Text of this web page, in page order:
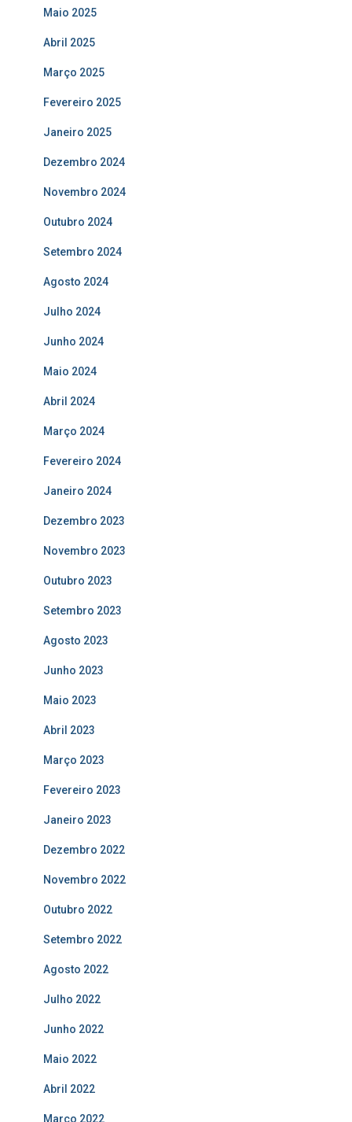
Maio 2025
Abril 2025
Março 2025
Fevereiro 2025
Janeiro 2025
Dezembro 2024
Novembro 2024
Outubro 2024
Setembro 2024
Agosto 2024
Julho 2024
Junho 2024
Maio 2024
Abril 2024
Março 2024
Fevereiro 2024
Janeiro 2024
Dezembro 2023
Novembro 2023
Outubro 2023
Setembro 2023
Agosto 2023
Junho 2023
Maio 2023
Abril 2023
Março 2023
Fevereiro 2023
Janeiro 2023
Dezembro 2022
Novembro 2022
Outubro 2022
Setembro 2022
Agosto 2022
Julho 2022
Junho 2022
Maio 2022
Abril 2022
Março 2022